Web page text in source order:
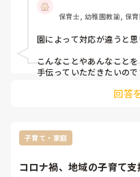
保育士, 幼稚園教諭, 保
園によって対応が違うと
こんなことやあんなことを
手伝っていただきたいの
主任に確認されたらいい
園長先生にOKもらったので
こんなことやあんなことは
伝えれば
回答
子育て・家庭
コロナ禍、地域の子育て